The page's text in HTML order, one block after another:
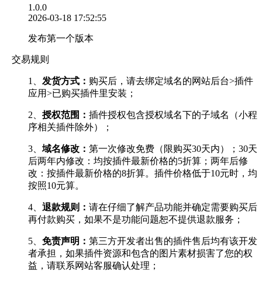
1.0.0
2026-03-18 17:52:55
发布第一个版本
交易规则
1、 发货方式： 购买后，请去绑定域名的网站后台>插件
应用>已购买插件里安装；
2、 授权范围： 插件授权包含授权域名下的子域名（小程
序相关插件除外）；
3、 域名修改： 第一次修改免费（限购买30天内）；30天
后两年内修改：均按插件最新价格的5折算；两年后修
改：按插件最新价格的8折算。插件价格低于10元时，均
按照10元算。
4、 退款规则： 请在仔细了解产品功能并确定需要购买后
再付款购买，如果不是功能问题恕不提供退款服务；
5、 免责声明： 第三方开发者出售的插件售后均有该开发
者承担，如果插件资源和包含的图片素材损害了您的权
益，请联系网站客服确认处理；